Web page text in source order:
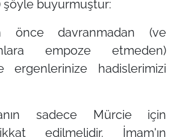
şöyle buyurmuştur:
önce davranmadan (ve
empoze etmeden)
ergenlerinize hadislerimizi
sadece Mürcie için
edilmelidir. İmam'ın